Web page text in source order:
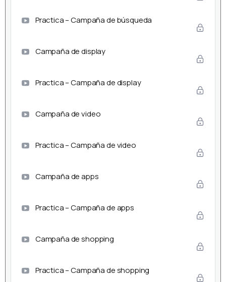
Practica – Campaña de búsqueda
Campaña de display
Practica – Campaña de display
Campaña de video
Practica – Campaña de video
Campaña de apps
Practica – Campaña de apps
Campaña de shopping
Practica – Campaña de shopping